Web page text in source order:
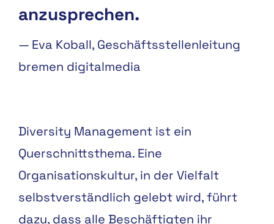
anzusprechen.
— Eva Koball, Geschäftsstellenleitung
bremen digitalmedia
Diversity Management ist ein
Querschnittsthema. Eine
Organisationskultur, in der Vielfalt
selbstverständlich gelebt wird, führt
dazu, dass alle Beschäftigten ihr